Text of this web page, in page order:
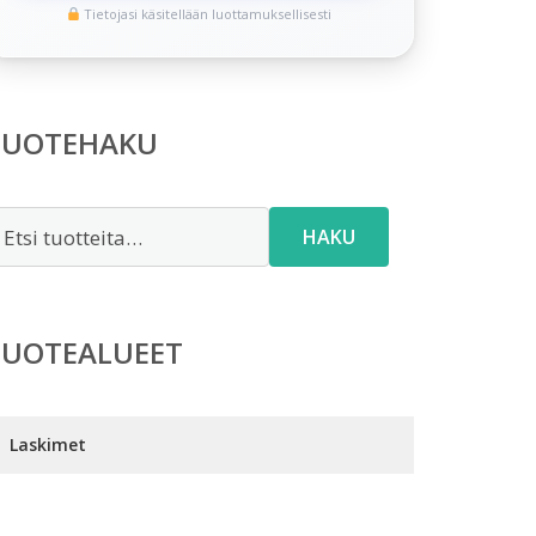
Tietojasi käsitellään luottamuksellisesti
HAKU
Laskimet